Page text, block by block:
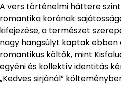
A vers történelmi háttere
romantika korának
kifejezése, a természet
nagy hangsúlyt kaptak ebben
romantikus költők, mint
egyéni és kollektív identitás
„Kedves sirjánál”